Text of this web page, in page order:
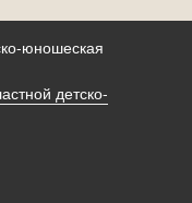
юношеская
детско-